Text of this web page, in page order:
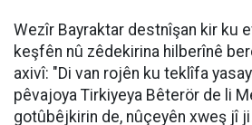
Wezîr Bayraktar destnîşan kir ku
keşfên nû zêdekirina hilberînê
axivî: "Di van rojên ku teklîfa
pêvajoya Tirkiyeya Bêterör de li
gotûbêjkirin de, nûçeyên xweş jî